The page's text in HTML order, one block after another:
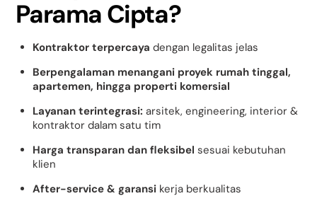
Parama Cipta?
Kontraktor terpercaya dengan legalitas jelas
Berpengalaman menangani proyek rumah tinggal,
apartemen, hingga properti komersial
Layanan terintegrasi: arsitek, engineering, interior &
kontraktor dalam satu tim
Harga transparan dan fleksibel sesuai kebutuhan
klien
After-service & garansi kerja berkualitas